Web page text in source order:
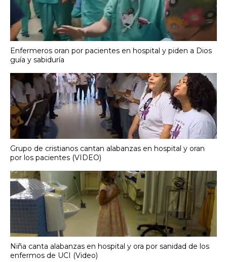
Enfermeros oran por pacientes en hospital y piden a Dios
guía y sabiduría
Grupo de cristianos cantan alabanzas en hospital y oran
por los pacientes (VIDEO)
Niña canta alabanzas en hospital y ora por sanidad de los
enfermos de UCI (Video)